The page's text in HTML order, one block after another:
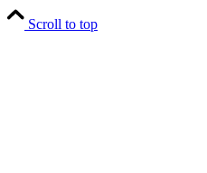
Scroll to top